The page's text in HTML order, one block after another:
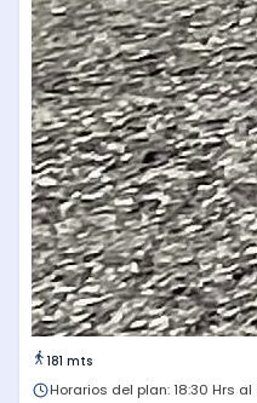
181 mts
Horarios del plan: 18:30 Hrs al